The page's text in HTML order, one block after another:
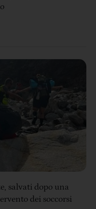
salvati dopo una
dei soccorsi